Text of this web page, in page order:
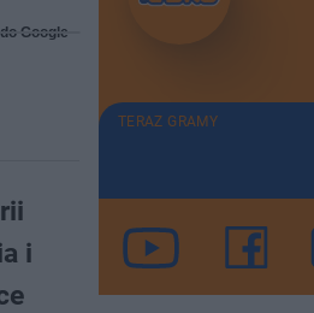
Google
i
TERAZ GRAMY